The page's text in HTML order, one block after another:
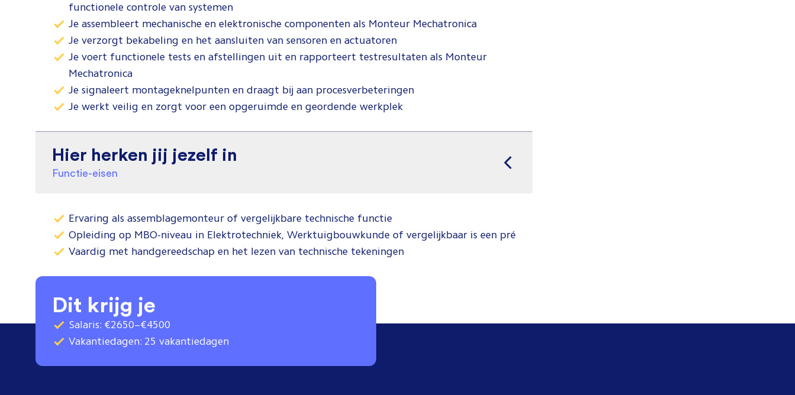
functionele controle van systemen
Je assembleert mechanische en elektronische componenten als Monteur Mechatronica
Je verzorgt bekabeling en het aansluiten van sensoren en actuatoren
Je voert functionele tests en afstellingen uit en rapporteert testresultaten als Monteur
Mechatronica
Je signaleert montageknelpunten en draagt bij aan procesverbeteringen
Je werkt veilig en zorgt voor een opgeruimde en geordende werkplek
Hier herken jij jezelf in
Functie-eisen
Ervaring als assemblagemonteur of vergelijkbare technische functie
Opleiding op MBO-niveau in Elektrotechniek, Werktuigbouwkunde of vergelijkbaar is een pré
Vaardig met handgereedschap en het lezen van technische tekeningen
Dit krijg je
Salaris: €2650–€4500
Vakantiedagen: 25 vakantiedagen